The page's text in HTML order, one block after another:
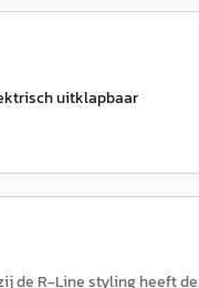
uitklapbaar
de R-Line styling heeft